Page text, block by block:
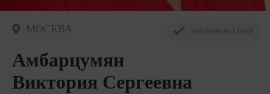
МОСКВА ПРОВЕРЕНО 1NEP
Амбарцумян
Виктория Сергеевна